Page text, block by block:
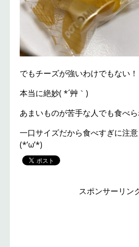
でもチーズが強いわけでもない！
本当に絶妙( *´艸｀)
あまいものが苦手な人でも食べら
一口サイズだから食べすぎに注
(*’ω’*)
スポンサーリン